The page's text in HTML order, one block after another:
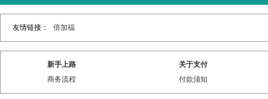
友情链接： 倍加福
新手上路
商务流程
关于支付
付款须知